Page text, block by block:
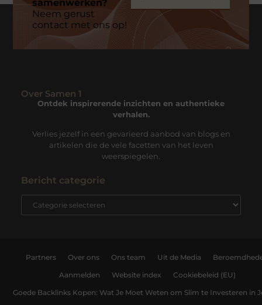
samenwerken?
Neem gerust
contact met ons op!
Over Samen 1
Ontdek inspirerende inzichten en authentieke
verhalen.
Verlies jezelf in een gevarieerd aanbod van blogs en
artikelen die de vele facetten van het leven
weerspiegelen.
Bericht categorie
Partners Over ons Ons team Uit de Media
Aanmelden Website index Cookiebeleid (EU)
Goede Backlinks Kopen: Wat Je Moet Weten om Slim te Investeren in